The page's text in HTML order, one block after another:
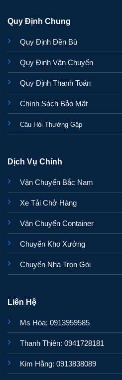
Quy Định Chung
Quy Định Đền Bù
Quy Định Vận Chuyển
Quy Định Thanh Toán
Chính Sách Bảo Mật
Câu Hỏi Thường Gặp
Dịch Vụ Chính
Vận Chuyển Bắc Nam
Xe Tải Chở Hàng
Vận Chuyển Container
Chuyển Kho Xưởng
Chuyển Nhà Trọn Gói
Liên Hệ
Ms Hòa: 0913959585
Thanh Thiên: 0941728181
Kim Hằng: 0913838089